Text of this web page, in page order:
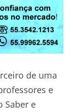
de uma
e
Saber e